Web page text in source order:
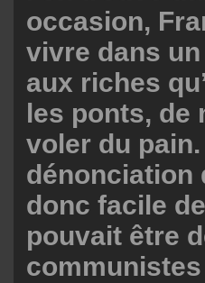
occasion,
vivre dans
aux riches
les ponts, de
voler du
dénonciation
donc facile
pouvait être